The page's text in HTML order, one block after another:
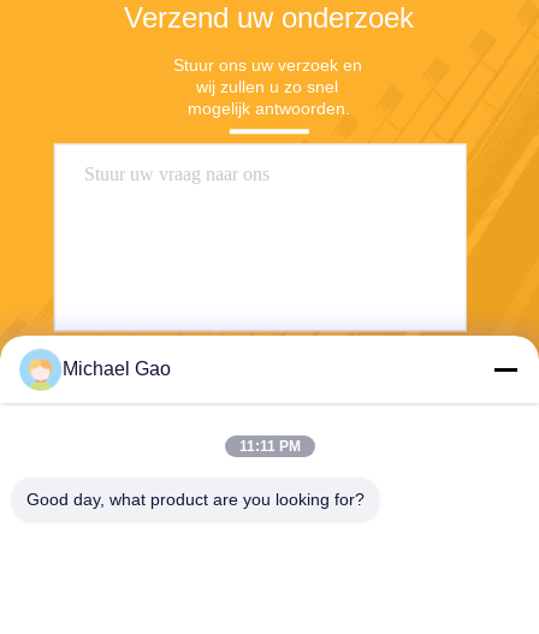
Verzend uw onderzoek
Stuur ons uw verzoek en
wij zullen u zo snel
mogelijk antwoorden.
Michael Gao
11:11 PM
Good day, what product are you looking for?